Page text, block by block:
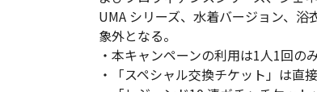
UMA シリーズ、水着バージョン、
象外となる。
・本キャンペーンの利用は1人1回のみ
・「スペシャル交換チケット」は直